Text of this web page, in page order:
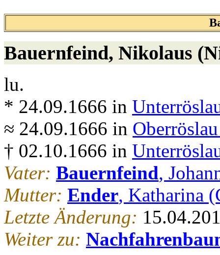
Bauernfeind, Nikolaus
lu.
* 24.09.1666 in
≈ 24.09.1666 in
† 02.10.1666 in
Vater: Bauernfeind,
Mutter: Ender, Katharina
Letzte Änderung:
Weiter zu: